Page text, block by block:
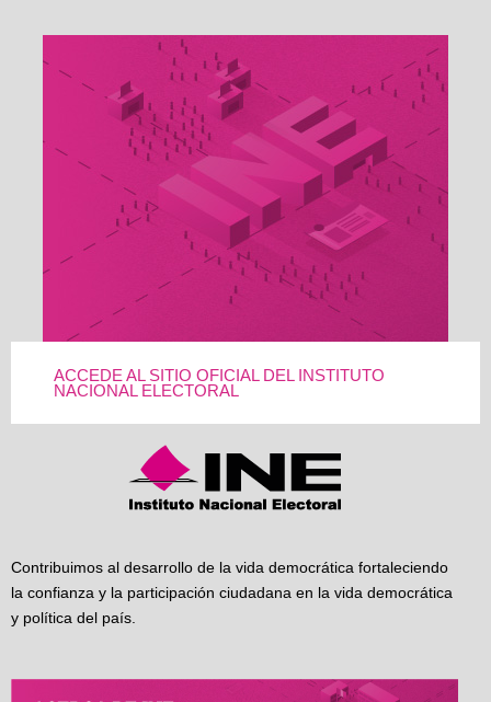
ACCEDE AL SITIO OFICIAL DEL INSTITUTO
NACIONAL ELECTORAL
Contribuimos al desarrollo de la vida democrática fortaleciendo
la confianza y la participación ciudadana en la vida democrática
y política del país.